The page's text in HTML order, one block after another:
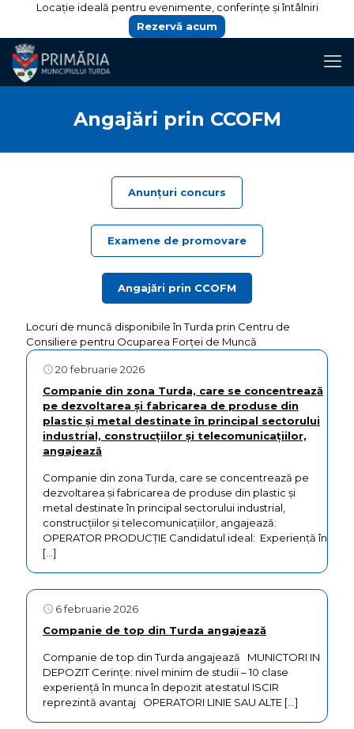
Locație ideală pentru evenimente, conferințe și întâlniri
Rezervă acum
Angajări prin CCOFM
Anunțuri concurs
Examene de promovare
Angajări prin CCOFM
Locuri de muncă disponibile în Turda prin Centru de
Consiliere pentru Ocuparea Forței de Muncă
20 februarie 2026
Companie din zona Turda, care se concentrează
pe dezvoltarea și fabricarea de produse din
plastic și metal destinate în principal sectorului
industrial, construcțiilor și telecomunicațiilor,
angajează
Companie din zona Turda, care se concentrează pe
dezvoltarea și fabricarea de produse din plastic și
metal destinate în principal sectorului industrial,
construcțiilor și telecomunicațiilor, angajează:
OPERATOR PRODUCȚIE Candidatul ideal: Experiență în
[…]
6 februarie 2026
Companie de top din Turda angajează
Companie de top din Turda angajează MUNICTORI IN
DEPOZIT Cerințe: nivel minim de studii – 10 clase
experiență în munca în depozit atestatul ISCIR
reprezintă avantaj OPERATORI LINIE SAU ALTE […]